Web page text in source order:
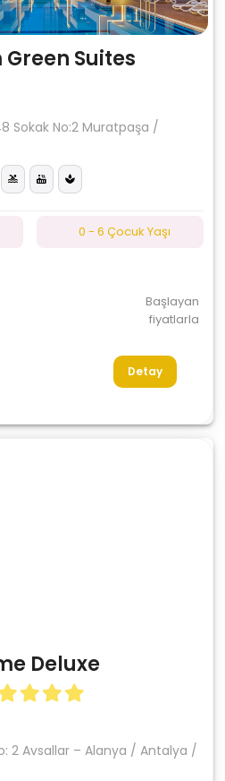
Green Suites
Sokak No:2 Muratpaşa /
0 - 6 Çocuk Yaşı
Başlayan
fiyatlarla
Detay
Deluxe
2 Avsallar – Alanya / Antalya /